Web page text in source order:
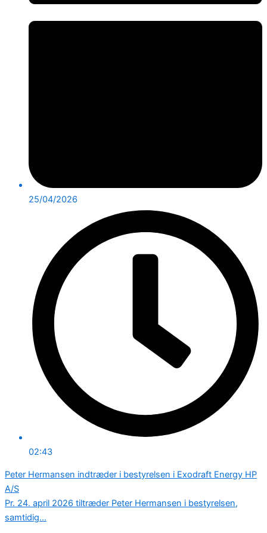
25/04/2026
02:43
Peter Hermansen indtræder i bestyrelsen i Exodraft Energy HP
A/S
Pr. 24. april 2026 tiltræder Peter Hermansen i bestyrelsen,
samtidig...